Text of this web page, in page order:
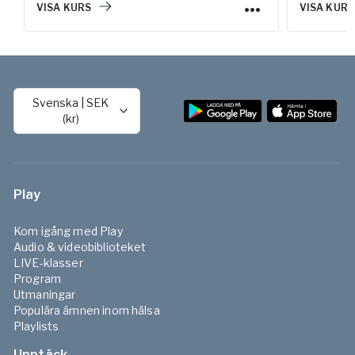
VISA KURS VISA KURS
Svenska |SEK
(kr)
Play
Kom igång med Play
Audio & videobiblioteket
LIVE-klasser
Program
Utmaningar
Populära ämnen inom hälsa
Playlists